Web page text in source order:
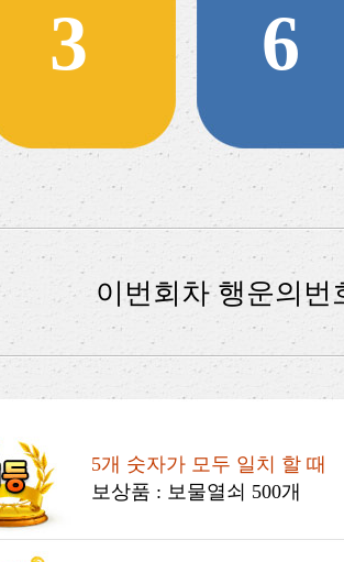
3 6
이번회차 행운의
5개 숫자가 모두 일치 할 때
보상품 : 보물열쇠 500개